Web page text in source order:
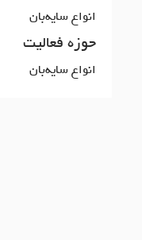
انواع سایه‌بان
حوزه فعالیت
انواع سایه‌بان